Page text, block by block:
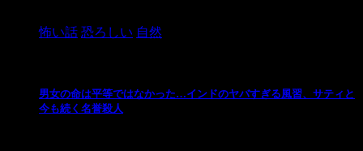
怖い話 恐ろしい 自然
男女の命は平等ではなかった…インドのヤバすぎる風習、サティと
今も続く名誉殺人